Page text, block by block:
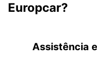
Europcar?
Assistência